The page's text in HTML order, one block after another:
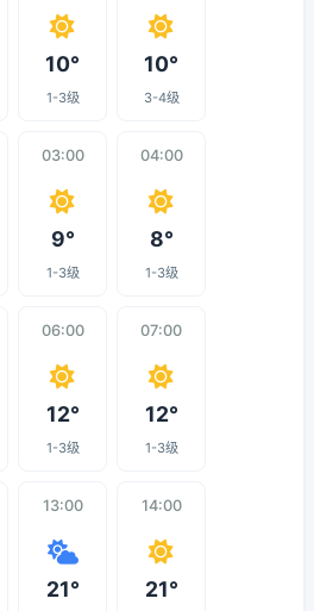
10°
1-3级
10°
3-4级
03:00
9°
1-3级
04:00
8°
1-3级
06:00
12°
1-3级
07:00
12°
1-3级
13:00
21°
14:00
21°